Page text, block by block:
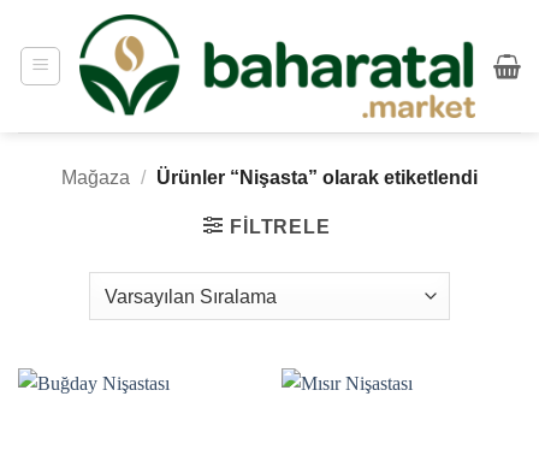
atla
Mağaza / Ürünler “Nişasta” olarak etiketlendi
FILTRELE